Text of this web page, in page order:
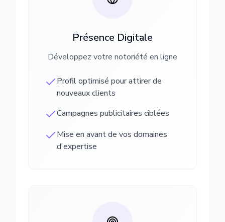
Présence Digitale
Développez votre notoriété en ligne
Profil optimisé pour attirer de
nouveaux clients
Campagnes publicitaires ciblées
Mise en avant de vos domaines
d'expertise